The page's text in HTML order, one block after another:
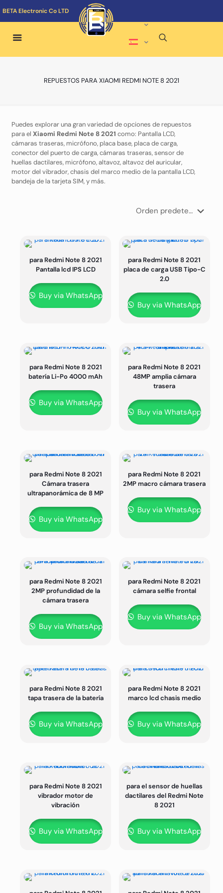
BETA Electronic Co LTD
REPUESTOS PARA XIAOMI REDMI NOTE 8 2021
Puedes explorar una gran variedad de opciones de repuestos
para el Xiaomi Redmi Note 8 2021 como: Pantalla LCD,
cámaras traseras, micrófono, placa base, placa de carga,
conector del puerto de carga, cámaras traseras, sensor de
huellas dactilares, micrófono, altavoz, altavoz del auricular,
motor del vibrador, chasis del marco medio de la pantalla LCD,
bandeja de la tarjeta SIM, y más.
para Redmi Note 8 2021
Pantalla lcd IPS LCD
Buy via WhatsApp
para Redmi Note 8 2021
placa de carga USB Tipo-C
2.0
Buy via WhatsApp
para Redmi Note 8 2021
batería Li-Po 4000 mAh
Buy via WhatsApp
para Redmi Note 8 2021
48MP amplia cámara
trasera
Buy via WhatsApp
para Redmi Note 8 2021
Cámara trasera
ultrapanorámica de 8 MP
Buy via WhatsApp
para Redmi Note 8 2021
2MP macro cámara trasera
Buy via WhatsApp
para Redmi Note 8 2021
2MP profundidad de la
cámara trasera
Buy via WhatsApp
para Redmi Note 8 2021
cámara selfie frontal
Buy via WhatsApp
para Redmi Note 8 2021
tapa trasera de la batería
Buy via WhatsApp
para Redmi Note 8 2021
marco lcd chasis medio
Buy via WhatsApp
para Redmi Note 8 2021
vibrador motor de
vibración
Buy via WhatsApp
para el sensor de huellas
dactilares del Redmi Note
8 2021
Buy via WhatsApp